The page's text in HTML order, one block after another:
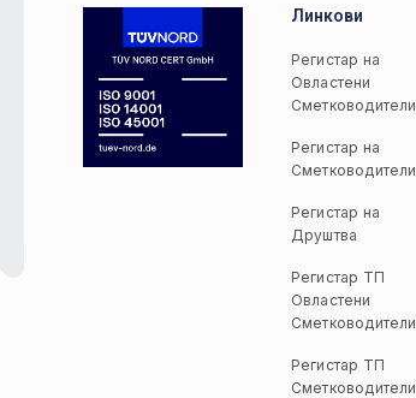
Линкови
Регистар на
Овластени
Сметководители
Регистар на
Сметководители
Регистар на
Друштва
Регистар ТП
Овластени
Сметководители
Регистар ТП
Сметководители